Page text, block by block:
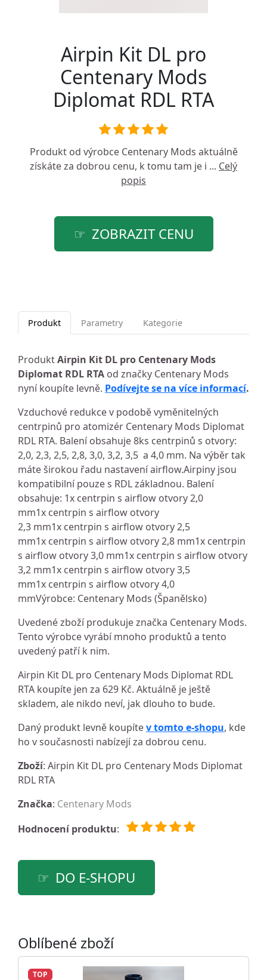
Airpin Kit DL pro
Centenary Mods
Diplomat RDL RTA
Produkt od výrobce Centenary Mods aktuálně
získáte za dobrou cenu, k tomu tam je i ... Celý
popis
ZOBRAZIT CENU
Produkt Parametry Kategorie
ProduktAirpin Kit DL pro Centenary Mods
Diplomat RDL RTA od značky Centenary Mods
nyní koupíte levně. Podívejte se na více informací.
Vzduchové redukce v podobě vyměnitelných
centrpinů pro atomizér Centenary Mods Diplomat
RDL RTA. Balení obsahuje 8ks centrpinů s otvory:
2,0, 2,3, 2,5, 2,8, 3,0, 3,2, 3,5 a 4,0 mm. Na výběr tak
máte širokou řadu nastavení airflow.Airpiny jsou
kompatibilní pouze s RDL základnou. Balení
obsahuje: 1x centrpin s airflow otvory 2,0
mm1x centrpin s airflow otvory
2,3 mm1x centrpin s airflow otvory 2,5
mm1x centrpin s airflow otvory 2,8 mm1x centrpin
s airflow otvory 3,0 mm1x centrpin s airflow otvory
3,2 mm1x centrpin s airflow otvory 3,5
mm1x centrpin s airflow otvory 4,0
mmVýrobce: Centenary Mods (Španělsko)
Uvedené zboží produkuje značka Centenary Mods.
Tento výrobce vyrábí mnoho produktů a tento
uvedený patří k nim.
Airpin Kit DL pro Centenary Mods Diplomat RDL
RTA koupíte jen za 629 Kč. Aktuálně je ještě
skladem, ale nikdo neví, jak dlouho to bude.
Daný produkt levně koupítev tomto e-shopu, kde
ho v současnosti nabízejí za dobrou cenu.
Zboží: Airpin Kit DL pro Centenary Mods Diplomat
RDL RTA
Značka: Centenary Mods
Hodnocení produktu:
DO E-SHOPU
Oblíbené zboží
TOP